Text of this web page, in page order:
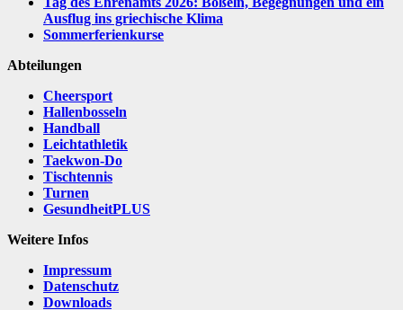
Ausflug ins griechische Klima
Sommerferienkurse
Abteilungen
Cheersport
Hallenbosseln
Handball
Leichtathletik
Taekwon-Do
Tischtennis
Turnen
GesundheitPLUS
Weitere Infos
Impressum
Datenschutz
Downloads